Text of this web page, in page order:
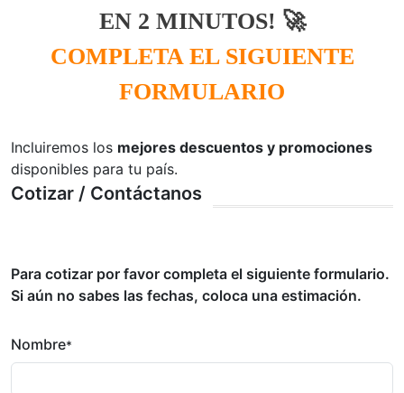
EN 2 MINUTOS! 🚀
COMPLETA EL SIGUIENTE
FORMULARIO
Incluiremos los mejores descuentos y promociones
disponibles para tu país.
Cotizar / Contáctanos
Para cotizar por favor completa el siguiente formulario.
Si aún no sabes las fechas, coloca una estimación.
Nombre*